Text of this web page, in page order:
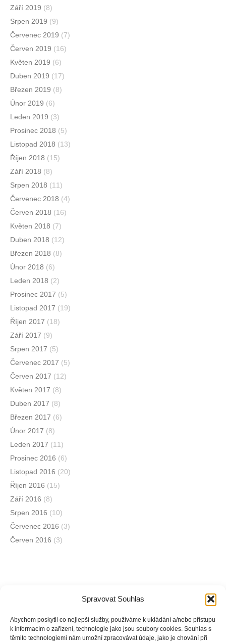
Spravovat Souhlas
Abychom poskytli co nejlepší služby, používáme k ukládání a/nebo přístupu
k informacím o zařízení, technologie jako jsou soubory cookies. Souhlas s
těmito technologiemi nám umožní zpracovávat údaje, jako je chování při
Září 2019 (8)
Srpen 2019 (9)
Červenec 2019 (7)
Červen 2019 (16)
Květen 2019 (6)
Duben 2019 (17)
Březen 2019 (8)
Únor 2019 (6)
Leden 2019 (3)
Prosinec 2018 (5)
Listopad 2018 (13)
Říjen 2018 (15)
Září 2018 (8)
Srpen 2018 (11)
Červenec 2018 (4)
Červen 2018 (16)
Květen 2018 (7)
Duben 2018 (12)
Březen 2018 (8)
Únor 2018 (6)
Leden 2018 (2)
Prosinec 2017 (5)
Listopad 2017 (19)
Říjen 2017 (18)
Září 2017 (9)
Srpen 2017 (5)
Červenec 2017 (5)
Červen 2017 (12)
Květen 2017 (8)
Duben 2017 (8)
Březen 2017 (6)
Únor 2017 (8)
Leden 2017 (11)
Prosinec 2016 (6)
Listopad 2016 (20)
Říjen 2016 (15)
Září 2016 (8)
Srpen 2016 (10)
Červenec 2016 (3)
Červen 2016 (3)
Jsme na sociálních sítích